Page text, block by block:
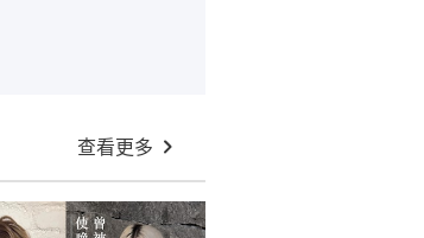
查看更多